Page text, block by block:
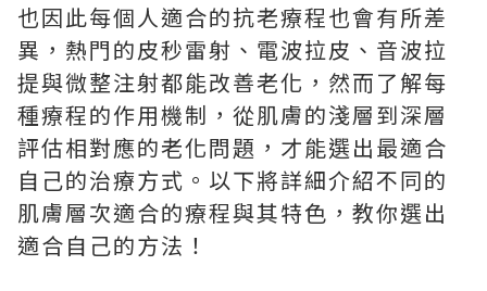
也因此每個人適合的抗老療程也會有所差
異，熱門的皮秒雷射、電波拉皮、音波拉
提與微整注射都能改善老化，然而了解每
種療程的作用機制，從肌膚的淺層到深層
評估相對應的老化問題，才能選出最適合
自己的治療方式。以下將詳細介紹不同的
肌膚層次適合的療程與其特色，教你選出
適合自己的方法！